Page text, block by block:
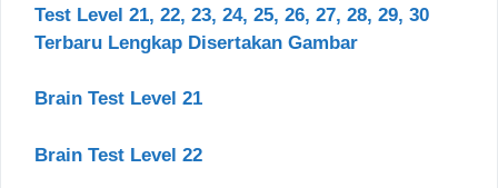
Test Level 21, 22, 23, 24, 25, 26, 27, 28, 29, 30
Terbaru Lengkap Disertakan Gambar
Brain Test Level 21
Brain Test Level 22